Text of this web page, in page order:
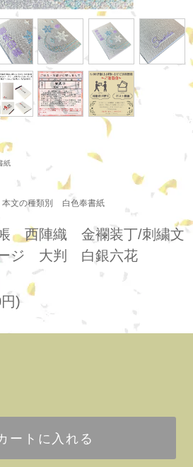
紙
本文の種類別 白色奉書紙
西陣織 金襴装丁/刺繍文
ジ 大判 白銀六花
)
ートに入れる